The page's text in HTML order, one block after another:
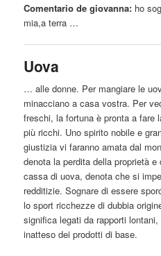
Comentario de giovanna: ho
mia,a terra …
Uova
… alle donne. Per mangiare le
minacciano a casa vostra. Per
freschi, la fortuna è pronta a fare
più ricchi. Uno spirito nobile e
giustizia vi faranno amata dal
denota la perdita della proprietà
cassa di uova, denota che si
redditizie. Sognare diessere
lo sport ricchezze di dubbia
significa legatida rapporti
inatteso dei prodotti di base.